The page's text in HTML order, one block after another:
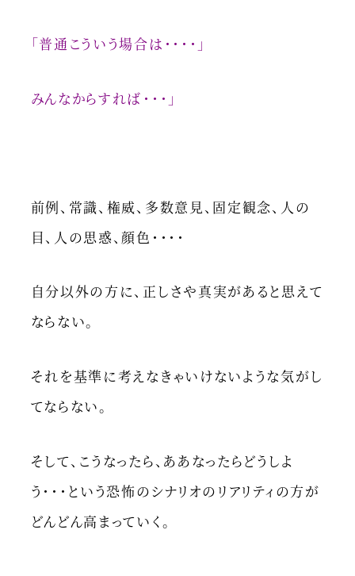
「普通こういう場合は・・・・」
みんなからすれば・・・」
前例、常識、権威、多数意見、固定観念、人の
目、人の思惑、顔色・・・・
自分以外の方に、正しさや真実があると思えて
ならない。
それを基準に考えなきゃいけないような気がし
てならない。
そして、こうなったら、ああなったらどうしよ
う・・・という恐怖のシナリオのリアリティの方が
どんどん高まっていく。